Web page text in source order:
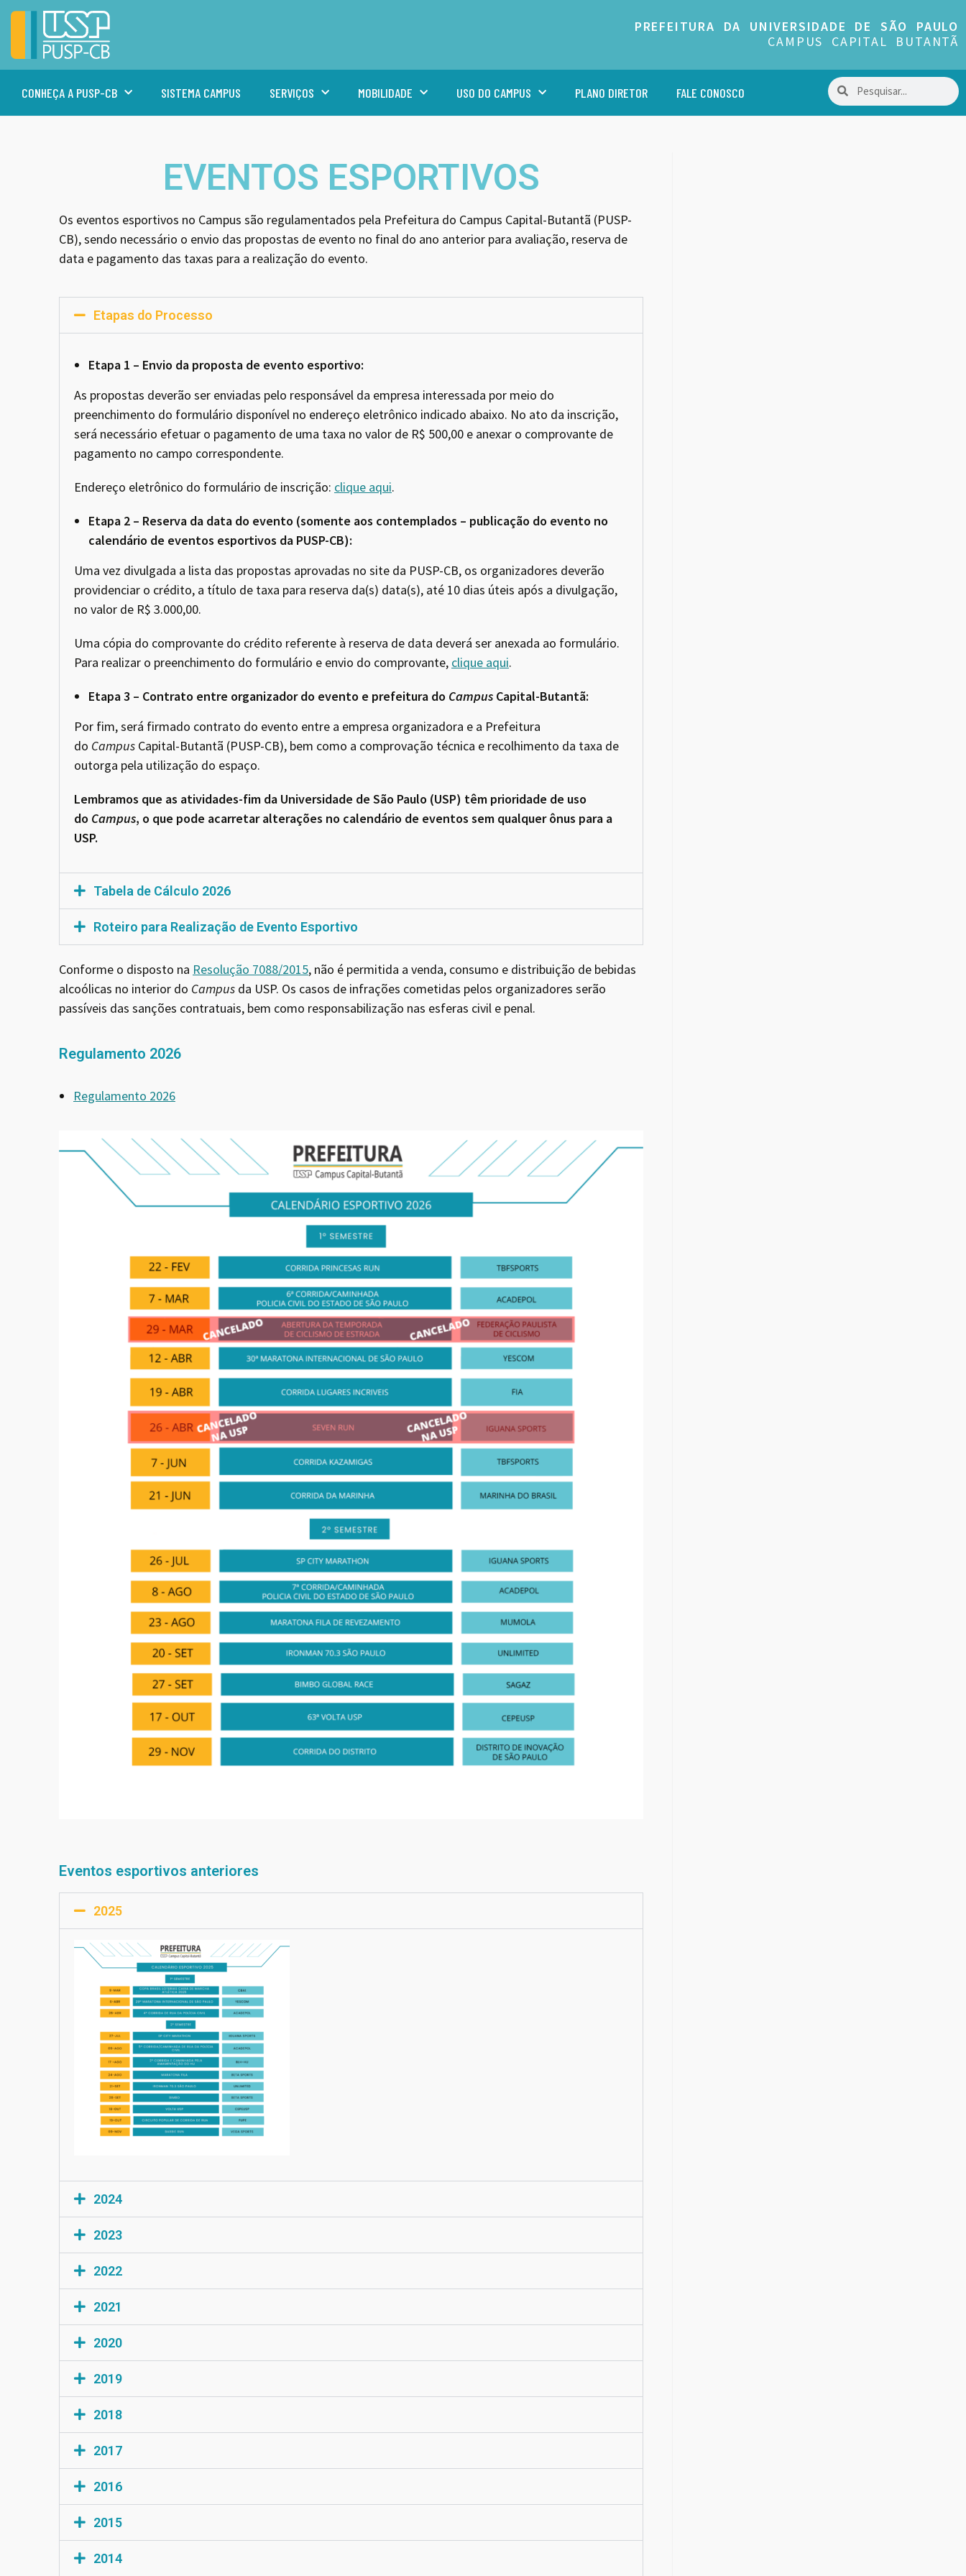
PREFEITURA DA UNIVERSIDADE DE SÃO PAULO
CAMPUS CAPITAL BUTANTÃ
CONHEÇA A PUSP-CB SISTEMA CAMPUS SERVIÇOS MOBILIDADE USO DO CAMPUS PLANO DIRETOR FALE CONOSCO
EVENTOS ESPORTIVOS
Os eventos esportivos no Campus são regulamentados pela Prefeitura do Campus Capital-Butantã (PUSP-
CB), sendo necessário o envio das propostas de evento no final do ano anterior para avaliação, reserva de
data e pagamento das taxas para a realização do evento.
Etapas do Processo
Etapa 1 – Envio da proposta de evento esportivo:
As propostas deverão ser enviadas pelo responsável da empresa interessada por meio do
preenchimento do formulário disponível no endereço eletrônico indicado abaixo. No ato da inscrição,
será necessário efetuar o pagamento de uma taxa no valor de R$ 500,00 e anexar o comprovante de
pagamento no campo correspondente.
Endereço eletrônico do formulário de inscrição: clique aqui.
Etapa 2 – Reserva da data do evento (somente aos contemplados – publicação do evento no
calendário de eventos esportivos da PUSP-CB):
Uma vez divulgada a lista das propostas aprovadas no site da PUSP-CB, os organizadores deverão
providenciar o crédito, a título de taxa para reserva da(s) data(s), até 10 dias úteis após a divulgação,
no valor de R$ 3.000,00.
Uma cópia do comprovante do crédito referente à reserva de data deverá ser anexada ao formulário.
Para realizar o preenchimento do formulário e envio do comprovante, clique aqui.
Etapa 3 – Contrato entre organizador do evento e prefeitura do Campus Capital-Butantã:
Por fim, será firmado contrato do evento entre a empresa organizadora e a Prefeitura
do Campus Capital-Butantã (PUSP-CB), bem como a comprovação técnica e recolhimento da taxa de
outorga pela utilização do espaço.
Lembramos que as atividades-fim da Universidade de São Paulo (USP) têm prioridade de uso
do Campus, o que pode acarretar alterações no calendário de eventos sem qualquer ônus para a
USP.
Tabela de Cálculo 2026
Roteiro para Realização de Evento Esportivo
Conforme o disposto na Resolução 7088/2015, não é permitida a venda, consumo e distribuição de bebidas
alcoólicas no interior do Campus da USP. Os casos de infrações cometidas pelos organizadores serão
passíveis das sanções contratuais, bem como responsabilização nas esferas civil e penal.
Regulamento 2026
Regulamento 2026
Eventos esportivos anteriores
2025
2024
2023
2022
2021
2020
2019
2018
2017
2016
2015
2014